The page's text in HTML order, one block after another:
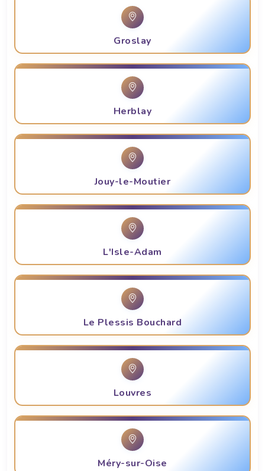
Groslay
Herblay
Jouy-le-Moutier
L'Isle-Adam
Le Plessis Bouchard
Louvres
Méry-sur-Oise